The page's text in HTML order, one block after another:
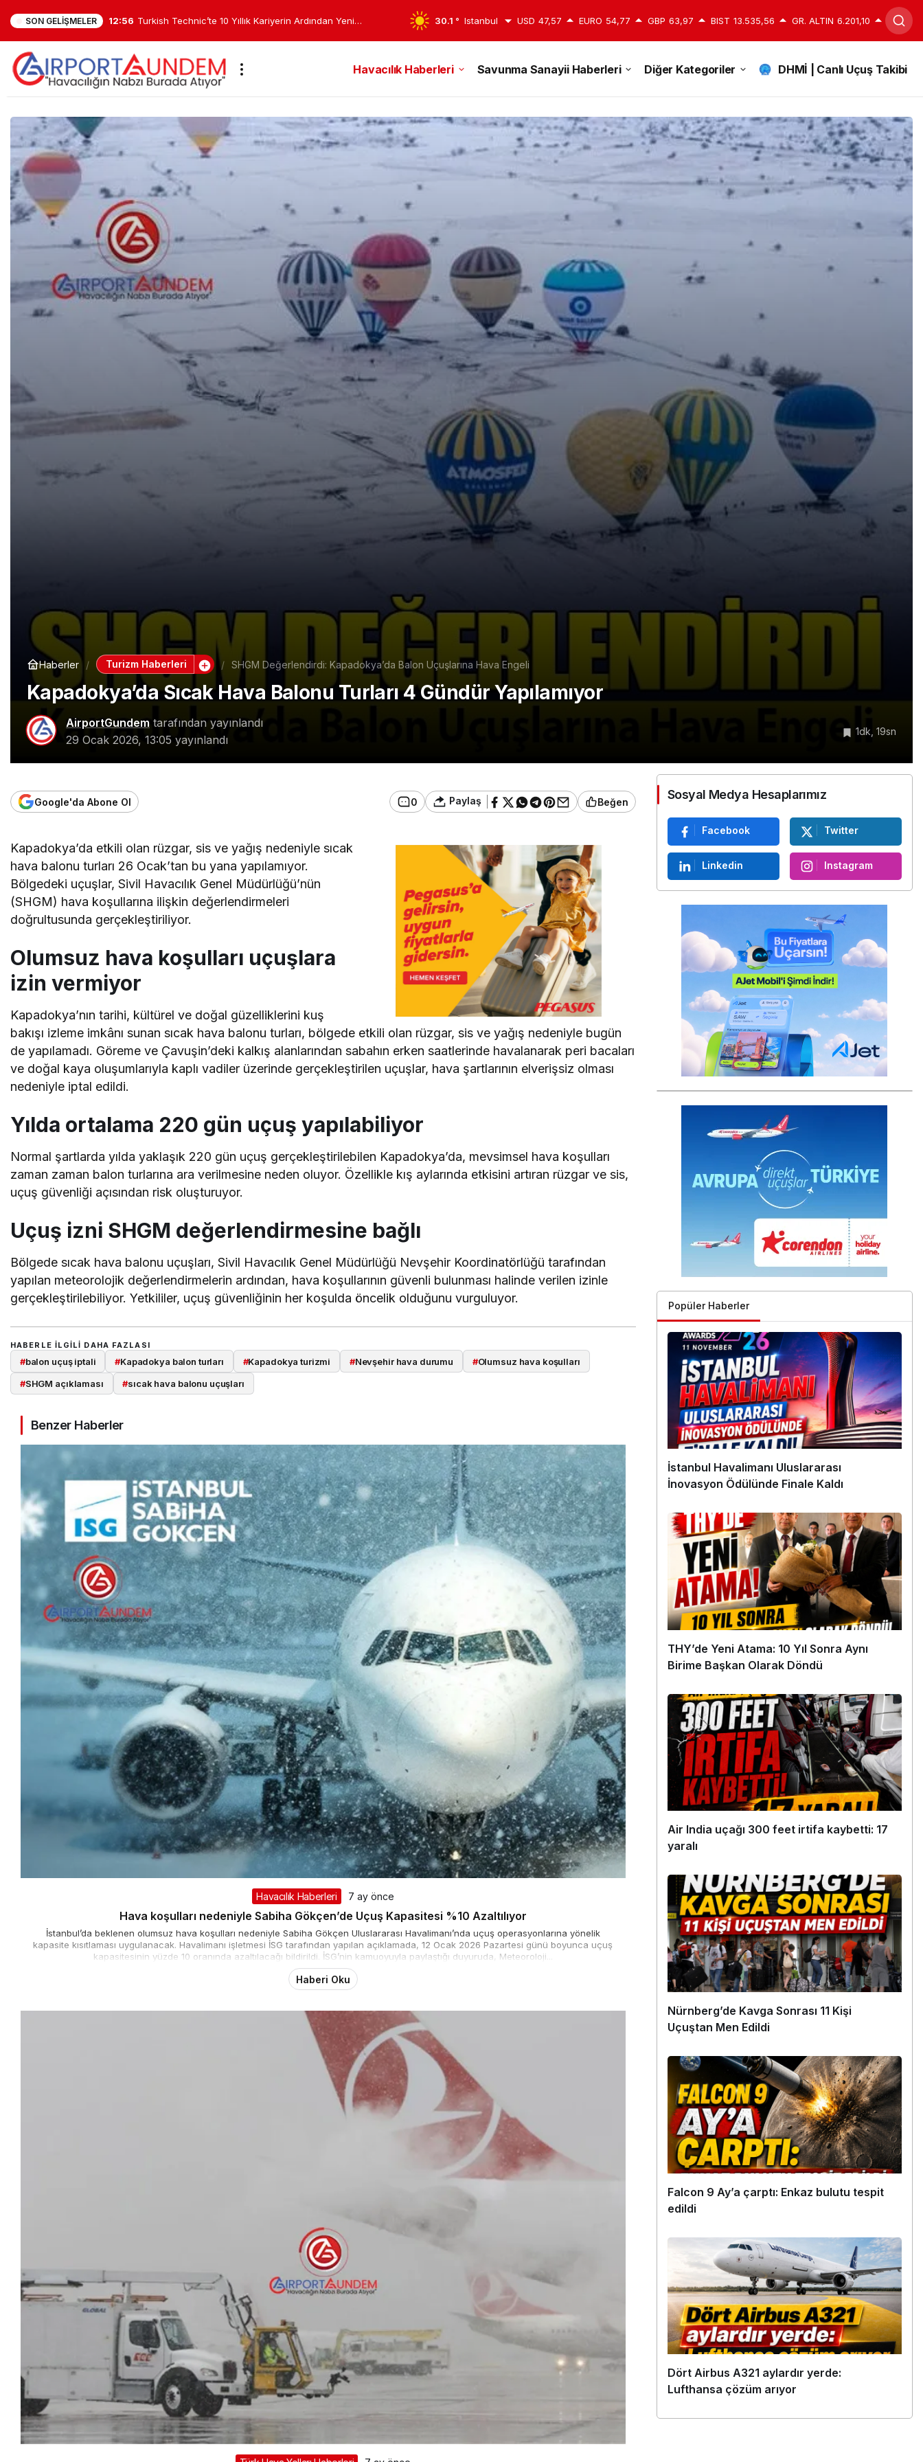
SON GELIŞMELER 12:38 4 Yıllık Ara Bitiyor: THY’nin Minsk Seferleri Başlıyor 30.1 ° Istanbul USD 47,57 EURO 54,77 GBP 63,97 BIST 13.535,56 GR. ALTIN 6.201,10
Havacılık Haberleri Savunma Sanayii Haberleri Diğer Kategoriler DHMİ | Canlı Uçuş Takibi
Haberler Turizm Haberleri SHGM Değerlendirdi: Kapadokya’da Balon Uçuşlarına Hava Engeli
Kapadokya’da Sıcak Hava Balonu Turları 4 Gündür Yapılamıyor
AirportGundem tarafından yayınlandı
29 Ocak 2026, 13:05 yayınlandı
1dk, 19sn
Google'da Abone Ol 0 Paylaş Beğen
Kapadokya’da etkili olan rüzgar, sis ve yağış nedeniyle sıcak
hava balonu turları 26 Ocak’tan bu yana yapılamıyor.
Bölgedeki uçuşlar, Sivil Havacılık Genel Müdürlüğü’nün
(SHGM) hava koşullarına ilişkin değerlendirmeleri
doğrultusunda gerçekleştiriliyor.
Olumsuz hava koşulları uçuşlara
izin vermiyor
Kapadokya’nın tarihi, kültürel ve doğal güzelliklerini kuş
bakışı izleme imkânı sunan sıcak hava balonu turları, bölgede etkili olan rüzgar, sis ve yağış nedeniyle bugün
de yapılamadı. Göreme ve Çavuşin’deki kalkış alanlarından sabahın erken saatlerinde havalanarak peri bacaları
ve doğal kaya oluşumlarıyla kaplı vadiler üzerinde gerçekleştirilen uçuşlar, hava şartlarının elverişsiz olması
nedeniyle iptal edildi.
Yılda ortalama 220 gün uçuş yapılabiliyor
Normal şartlarda yılda yaklaşık 220 gün uçuş gerçekleştirilebilen Kapadokya’da, mevsimsel hava koşulları
zaman zaman balon turlarına ara verilmesine neden oluyor. Özellikle kış aylarında etkisini artıran rüzgar ve sis,
uçuş güvenliği açısından risk oluşturuyor.
Uçuş izni SHGM değerlendirmesine bağlı
Bölgede sıcak hava balonu uçuşları, Sivil Havacılık Genel Müdürlüğü Nevşehir Koordinatörlüğü tarafından
yapılan meteorolojik değerlendirmelerin ardından, hava koşullarının güvenli bulunması halinde verilen izinle
gerçekleştirilebiliyor. Yetkililer, uçuş güvenliğinin her koşulda öncelik olduğunu vurguluyor.
HABERLE ILGILI DAHA FAZLASI
#balon uçuş iptali #Kapadokya balon turları #Kapadokya turizmi #Nevşehir hava durumu #Olumsuz hava koşulları
#SHGM açıklaması #sıcak hava balonu uçuşları
Benzer Haberler
Havacılık Haberleri 7 ay önce
Hava koşulları nedeniyle Sabiha Gökçen’de Uçuş Kapasitesi %10 Azaltılıyor
İstanbul’da beklenen olumsuz hava koşulları nedeniyle Sabiha Gökçen Uluslararası Havalimanı’nda uçuş operasyonlarına yönelik
kapasite kısıtlaması uygulanacak. Havalimanı işletmesi İSG tarafından yapılan açıklamada, 12 Ocak 2026 Pazartesi günü boyunca uçuş
kapasitesinin yüzde 10 oranında azaltılacağı bildirildi. İSG’nin kamuoyuyla paylaştığı duyuruda, Meteoroloji...
Haberi Oku
Sosyal Medya Hesaplarımız
Facebook Twitter
Linkedin Instagram
Popüler Haberler
İstanbul Havalimanı Uluslararası
İnovasyon Ödülünde Finale Kaldı
THY’de Yeni Atama: 10 Yıl Sonra Aynı
Birime Başkan Olarak Döndü
Air India uçağı 300 feet irtifa kaybetti: 17
yaralı
Nürnberg’de Kavga Sonrası 11 Kişi
Uçuştan Men Edildi
Falcon 9 Ay’a çarptı: Enkaz bulutu tespit
edildi
Dört Airbus A321 aylardır yerde:
Lufthansa çözüm arıyor